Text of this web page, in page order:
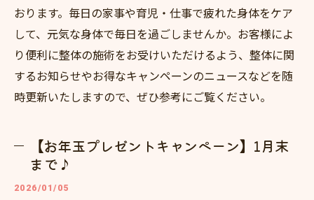
おります。毎日の家事や育児・仕事で疲れた身体をケア
して、元気な身体で毎日を過ごしませんか。お客様によ
り便利に整体の施術をお受けいただけるよう、整体に関
するお知らせやお得なキャンペーンのニュースなどを随
時更新いたしますので、ぜひ参考にご覧ください。
【お年玉プレゼントキャンペーン】1月末
まで♪
2026/01/05